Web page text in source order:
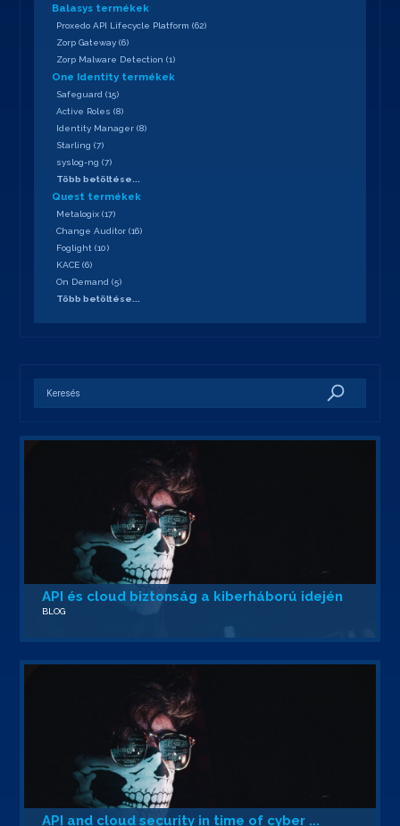
Balasys termékek
Proxedo API Lifecycle Platform (62)
Zorp Gateway (6)
Zorp Malware Detection (1)
One Identity termékek
Safeguard (15)
Active Roles (8)
Identity Manager (8)
Starling (7)
syslog-ng (7)
Több betöltése...
Quest termékek
Metalogix (17)
Change Auditor (16)
Foglight (10)
KACE (6)
On Demand (5)
Több betöltése...
Keresés
API és cloud biztonság a kiberháború idején
BLOG
API and cloud security in time of cyber ...